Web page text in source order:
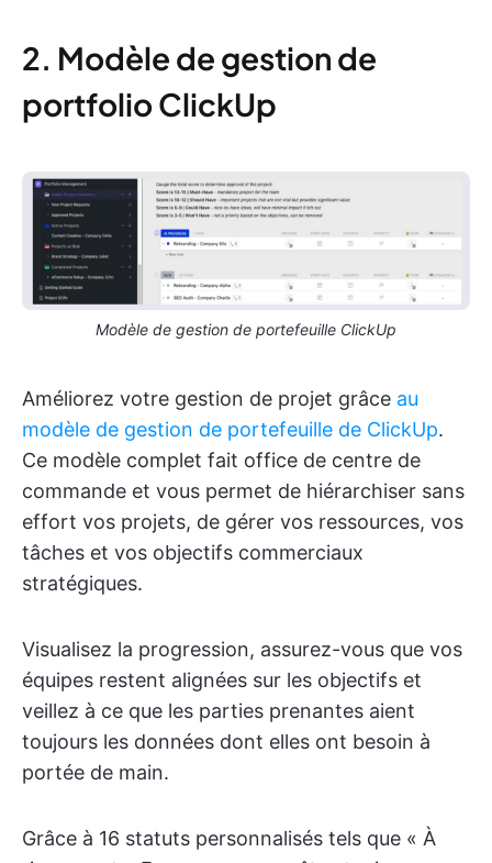
2. Modèle de gestion de
portfolio ClickUp
Modèle de gestion de portefeuille ClickUp
Améliorez votre gestion de projet grâce au
modèle de gestion de portefeuille de ClickUp.
Ce modèle complet fait office de centre de
commande et vous permet de hiérarchiser sans
effort vos projets, de gérer vos ressources, vos
tâches et vos objectifs commerciaux
stratégiques.
Visualisez la progression, assurez-vous que vos
équipes restent alignées sur les objectifs et
veillez à ce que les parties prenantes aient
toujours les données dont elles ont besoin à
portée de main.
Grâce à 16 statuts personnalisés tels que « À